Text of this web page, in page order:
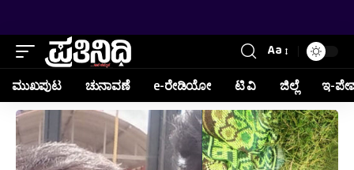
Aa
ಮುಖಪುಟ ಚುನಾವಣೆ e-ರೇಡಿಯೋ ಟಿ ವಿ ಜಿಲ್ಲೆ ಇ-